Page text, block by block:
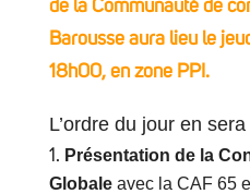
de la Communauté de
Barousse aura lieu le
18h00, en zone PPI.
L’ordre du jour en
Présentation de la
Globaleavec la CAF 65